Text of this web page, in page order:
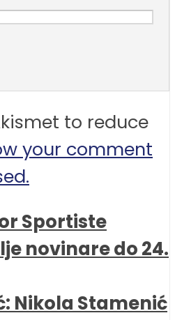
to reduce
your comment
Sportiste
novinare do 24.
Nikola Stamenić